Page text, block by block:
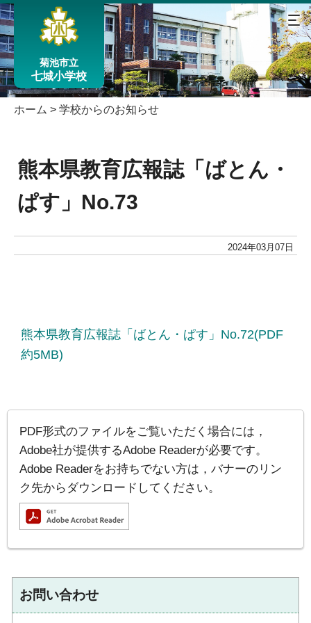
菊池市立
七城小学校
ホーム > 学校からのお知らせ
熊本県教育広報誌「ばとん・
ぱす」No.73
2024年03月07日
熊本県教育広報誌「ばとん・ぱす」No.72(PDF
約5MB)
PDF形式のファイルをご覧いただく場合には，
Adobe社が提供するAdobe Readerが必要です。
Adobe Readerをお持ちでない方は，バナーのリン
ク先からダウンロードしてください。
お問い合わせ